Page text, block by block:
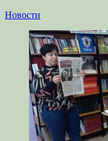
Категории
Новости